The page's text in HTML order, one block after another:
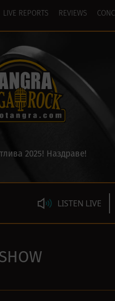
LIVE REPORTS REVIEWS
2025! Наздраве!
LISTEN LIVE